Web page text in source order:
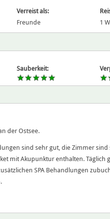
Verreist als:
Freunde
1
Sauberkeit:
der Ostsee.
sind sehr gut, die Zimmer
mit Akupunktur enthalten. Täglich
SPA Behandlungen